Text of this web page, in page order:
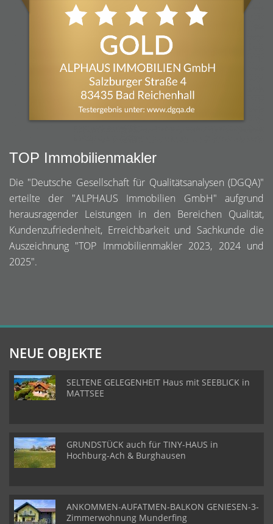
TOP Immobilienmakler
Die "Deutsche Gesellschaft für Qualitätsanalysen (DGQA)"
erteilte der "ALPHAUS Immobilien GmbH" aufgrund
herausragender Leistungen in den Bereichen Qualität,
Kundenzufriedenheit, Erreichbarkeit und Sachkunde die
Auszeichnung "TOP Immobilienmakler 2023, 2024 und
2025".
NEUE OBJEKTE
SELTENE GELEGENHEIT Haus mit SEEBLICK in
MATTSEE
GRUNDSTÜCK auch für TINY-HAUS in
Hochburg-Ach & Burghausen
ANKOMMEN-AUFATMEN-BALKON GENIESEN-3-
Zimmerwohnung Munderfing